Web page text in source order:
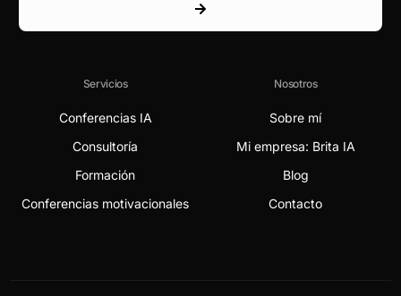
Servicios
Conferencias IA
Consultoría
Formación
Conferencias motivacionales
Nosotros
Sobre mí
Mi empresa: Brita IA
Blog
Contacto